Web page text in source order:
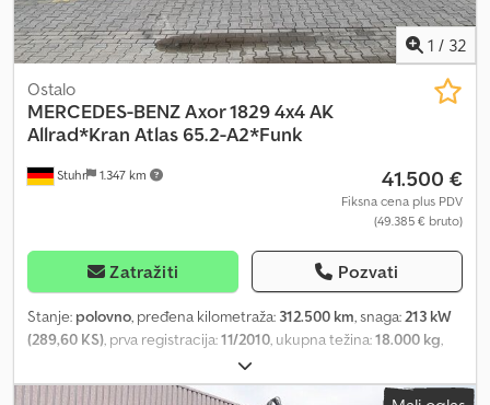
1 / 32
Stuhr 1.347 km
Ostalo
MERCEDES-BENZAxor 1829 4x4 AK
Allrad*Kran Atlas 65.2-A2*Funk
41.500 €
Fiksna cena plus PDV
(49.385 € bruto)
Zatražiti Pozvati
Stanje: polovno, pređena kilometraža: 312.500 km, snaga: 213 kW
(289,60 KS) , prva registracija:11/2010 , ukupna težina:18.000 kg
narandžasta
osovine, tip prenosa:mehanički, emisioni razred:Euro 5, širina